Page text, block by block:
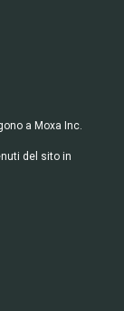
a Moxa Inc.
del sito in